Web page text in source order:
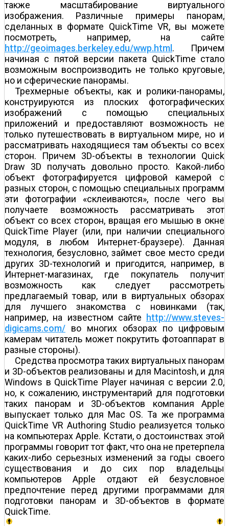
также масштабирование виртуального
изображения. Различные примеры панорам,
сделанных в формате QuickTime VR, вы можете
посмотреть, например, на сайте
http://geoimages.berkeley.edu/wwp.html . Причем
начиная с пятой версии пакета QuickTime стало
возможным воспроизводить не только круговые,
но и сферические панорамы.
Трехмерные объекты, как и ролики-панорамы,
конструируются из плоских фотографических
изображений с помощью специальных
приложений и предоставляют возможность не
только путешествовать в виртуальном мире, но и
рассматривать находящиеся там объекты со всех
сторон. Причем 3D-объекты в технологии Quick
Draw 3D получать довольно просто. Какой-либо
объект фотографируется цифровой камерой с
разных сторон, с помощью специальных программ
эти фотографии «склеиваются», после чего вы
получаете возможность рассматривать этот
объект со всех сторон, вращая его мышью в окне
QuickTime Player (или, при наличии специального
модуля, в любом Интернет-браузере). Данная
технология, безусловно, займет свое место среди
других 3D-технологий и пригодится, например, в
Интернет-магазинах, где покупатель получит
возможность как следует рассмотреть
предлагаемый товар, или в виртуальных обзорах
для лучшего знакомства с новинками (так,
например, на известном сайте
http://www.steves-
digicams.com/ во многих обзорах по цифровым
камерам читатель может покрутить фотоаппарат в
разные стороны).
Средства просмотра таких виртуальных панорам
и 3D-объектов реализованы и для Macintosh, и для
Windows в QuickTime Player начиная с версии 2.0,
но, к сожалению, инструментарий для подготовки
таких панорам и 3D-объектов компания Apple
выпускает только для Mac OS. Та же программа
QuickTime VR Authoring Studio реализуется только
на компьютерах Apple. Кстати, о достоинствах этой
программы говорит тот факт, что она не претерпела
каких-либо серьезных изменений за годы своего
существования и до сих пор владельцы
компьютеров Apple отдают ей безусловное
предпочтение перед другими программами для
подготовки панорам и 3D-объектов в формате
QuickTime.